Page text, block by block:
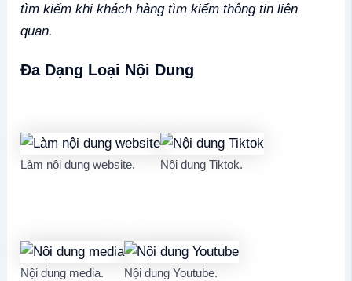
tìm kiếm khi khách hàng tìm kiếm thông tin liên
quan.
Đa Dạng Loại Nội Dung
Làm nội dung website. Nội dung Tiktok.
Nội dung media. Nội dung Youtube.